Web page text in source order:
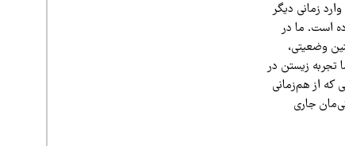
زمانی دیگر
است. ما در
وضعیتی،
تجربه زیستن در
که از هم‌زمانی
جاری